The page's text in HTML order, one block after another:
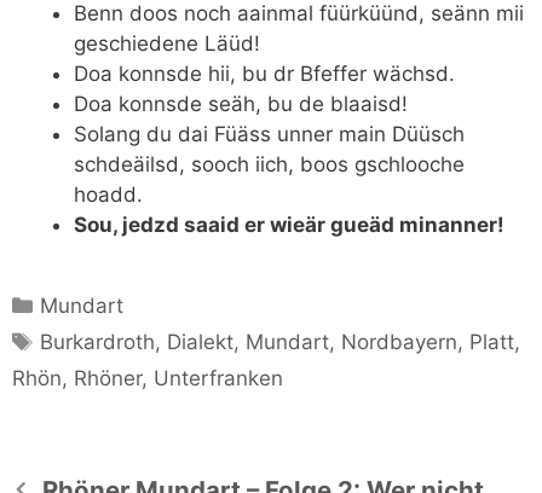
Benn doos noch aainmal füürküünd, seänn mii
geschiedene Läüd!
Doa konnsde hii, bu dr Bfeffer wächsd.
Doa konnsde seäh, bu de blaaisd!
Solang du dai Füäss unner main Düüsch
schdeäilsd, sooch iich, boos gschlooche
hoadd.
Sou, jedzd saaid er wieär gueäd minanner!
Kategorien
Mundart
Schlagwörter
Burkardroth, Dialekt, Mundart, Nordbayern, Platt,
Rhön, Rhöner, Unterfranken